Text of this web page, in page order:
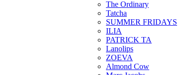
The Ordinary
Tatcha
SUMMER FRIDAYS
ILIA
PATRICK TA
Lanolips
ZOEVA
Almond Cow